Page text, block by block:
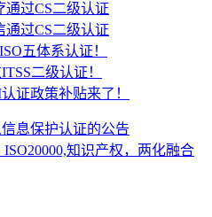
通过CS二级认证
通过CS二级认证
五体系认证！
二级认证！
证政策补贴来了！
息保护认证的公告
知识产权，两化融合